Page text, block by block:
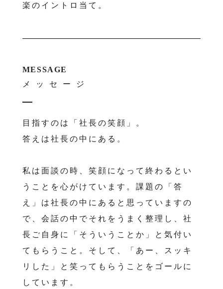
楽のイントロ当て。
MESSAGE
メッセージ
目指すのは「社長の笑顔」。
答えは社長の中にある。
私は面談の時、笑顔になって終わるとい
うことを心がけています。課題の「答
え」は社長の中にあると思っていますの
で、会話の中でそれをうまく整理し、社
長ご自身に「そういうことか」と気付い
てもらうこと。そして、「あー、スッキ
リした」と笑ってもらうことをゴールに
しています。